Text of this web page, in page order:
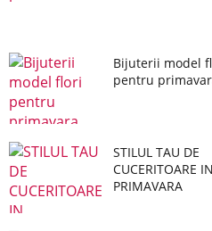
Bijuterii model
pentru
STILUL TAU DE
CUCERITOARE IN
PRIMAVARA